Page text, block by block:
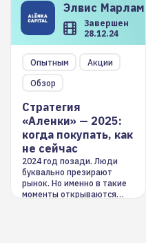
Элвис
Завершен
28.12.24
Опытным
Акции
Обзор
Стратегия
«Аленки» — 2025:
когда покупать, как
не сейчас
2024 год позади. Люди
буквально презирают
рынок. Но именно в такие
моменты открываются